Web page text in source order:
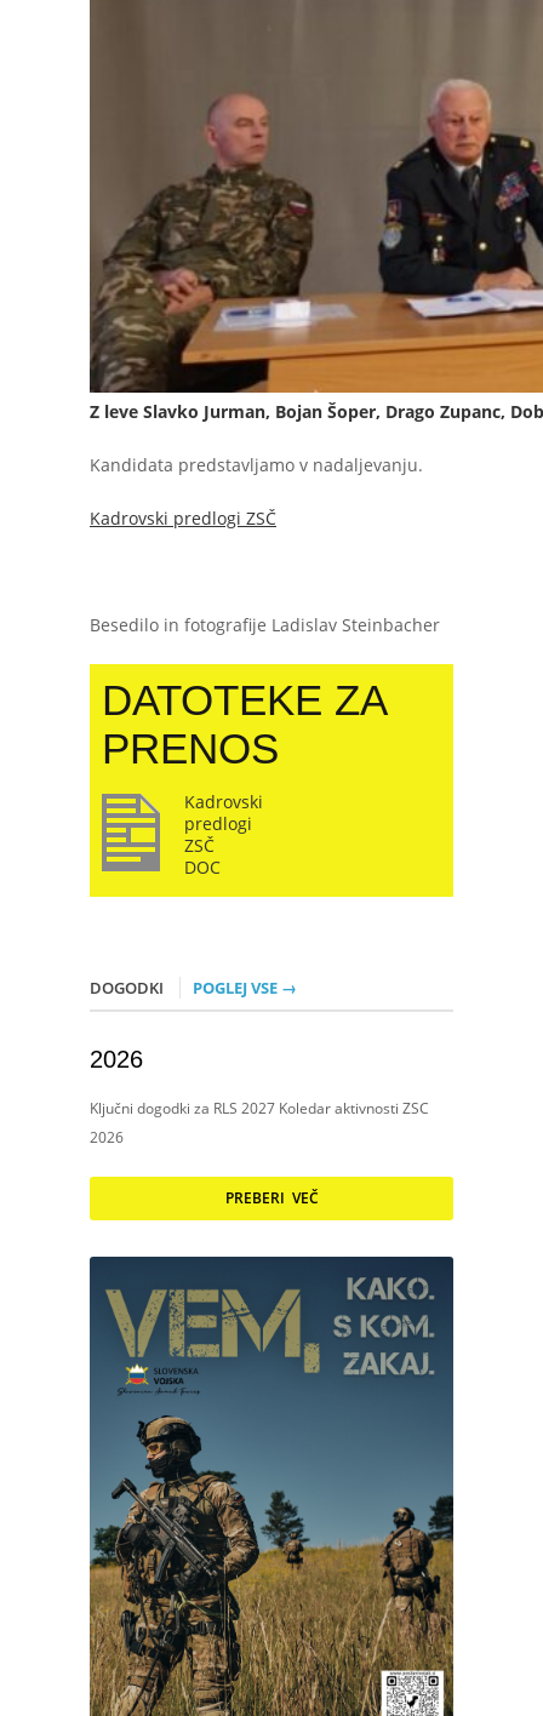
Z leve Slavko Jurman, Bojan Šoper, Drago Zupanc,
Kandidata predstavljamo v nadaljevanju.
Kadrovski predlogi ZSČ
Besedilo in fotografije Ladislav Steinbacher
DATOTEKE ZA
PRENOS
Kadrovski
predlogi
ZSČ
DOC
DOGODKI POGLEJ VSE →
2026
Ključni dogodki za RLS 2027 Koledar aktivnosti ZSC
2026
PREBERI VEČ